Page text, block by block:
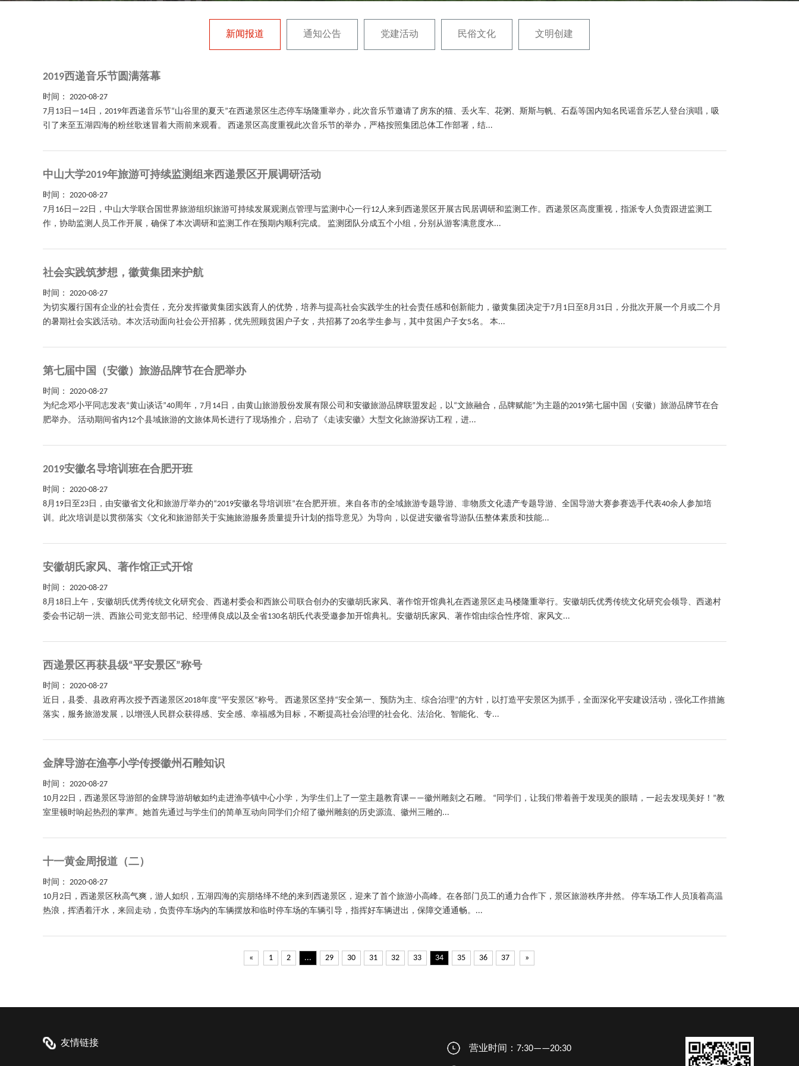
新闻报道 通知公告 党建活动 民俗文化 文明创建
2019西递音乐节圆满落幕
时间： 2020-08-27
7月13日—14日，2019年西递音乐节“山谷里的夏天”在西递景区生态停车场隆重举办，此次音乐节邀请了房东的猫、丢火车、花粥、斯斯与帆、石磊等国内知名民谣音乐艺人登台演唱，吸
引了来至五湖四海的粉丝歌迷冒着大雨前来观看。 西递景区高度重视此次音乐节的举办，严格按照集团总体工作部署，结...
中山大学2019年旅游可持续监测组来西递景区开展调研活动
时间： 2020-08-27
7月16日—22日，中山大学联合国世界旅游组织旅游可持续发展观测点管理与监测中心一行12人来到西递景区开展古民居调研和监测工作。西递景区高度重视，指派专人负责跟进监测工
作，协助监测人员工作开展，确保了本次调研和监测工作在预期内顺利完成。 监测团队分成五个小组，分别从游客满意度水...
社会实践筑梦想，徽黄集团来护航
时间： 2020-08-27
为切实履行国有企业的社会责任，充分发挥徽黄集团实践育人的优势，培养与提高社会实践学生的社会责任感和创新能力，徽黄集团决定于7月1日至8月31日，分批次开展一个月或二个月
的暑期社会实践活动。本次活动面向社会公开招募，优先照顾贫困户子女，共招募了20名学生参与，其中贫困户子女5名。 本...
第七届中国（安徽）旅游品牌节在合肥举办
时间： 2020-08-27
为纪念邓小平同志发表“黄山谈话”40周年，7月14日，由黄山旅游股份发展有限公司和安徽旅游品牌联盟发起，以“文旅融合，品牌赋能”为主题的2019第七届中国（安徽）旅游品牌节在合
肥举办。 活动期间省内12个县域旅游的文旅体局长进行了现场推介，启动了《走读安徽》大型文化旅游探访工程，进...
2019安徽名导培训班在合肥开班
时间： 2020-08-27
8月19日至23日，由安徽省文化和旅游厅举办的“2019安徽名导培训班”在合肥开班。来自各市的全域旅游专题导游、非物质文化遗产专题导游、全国导游大赛参赛选手代表40余人参加培
训。此次培训是以贯彻落实《文化和旅游部关于实施旅游服务质量提升计划的指导意见》为导向，以促进安徽省导游队伍整体素质和技能...
安徽胡氏家风、著作馆正式开馆
时间： 2020-08-27
8月18日上午，安徽胡氏优秀传统文化研究会、西递村委会和西旅公司联合创办的安徽胡氏家风、著作馆开馆典礼在西递景区走马楼隆重举行。安徽胡氏优秀传统文化研究会领导、西递村
委会书记胡一洪、西旅公司党支部书记、经理傅良成以及全省130名胡氏代表受邀参加开馆典礼。安徽胡氏家风、著作馆由综合性序馆、家风文...
西递景区再获县级“平安景区”称号
时间： 2020-08-27
近日，县委、县政府再次授予西递景区2018年度“平安景区”称号。 西递景区坚持“安全第一、预防为主、综合治理”的方针，以打造平安景区为抓手，全面深化平安建设活动，强化工作措施
落实，服务旅游发展，以增强人民群众获得感、安全感、幸福感为目标，不断提高社会治理的社会化、法治化、智能化、专...
金牌导游在渔亭小学传授徽州石雕知识
时间： 2020-08-27
10月22日，西递景区导游部的金牌导游胡敏如约走进渔亭镇中心小学，为学生们上了一堂主题教育课——徽州雕刻之石雕。 “同学们，让我们带着善于发现美的眼睛，一起去发现美好！”教
室里顿时响起热烈的掌声。她首先通过与学生们的简单互动向同学们介绍了徽州雕刻的历史源流、徽州三雕的...
十一黄金周报道（二）
时间： 2020-08-27
10月2日，西递景区秋高气爽，游人如织，五湖四海的宾朋络绎不绝的来到西递景区，迎来了首个旅游小高峰。在各部门员工的通力合作下，景区旅游秩序井然。 停车场工作人员顶着高温
热浪，挥洒着汗水，来回走动，负责停车场内的车辆摆放和临时停车场的车辆引导，指挥好车辆进出，保障交通通畅。...
« 1 2 ... 29 30 31 32 33 34 35 36 37 »